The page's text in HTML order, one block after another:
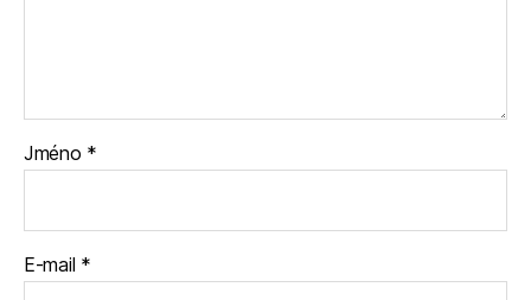
Jméno *
E-mail *